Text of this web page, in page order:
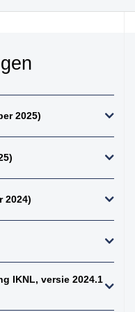
tumoren
extremiteit
beenderen
weke delen
(inclusief bot
alle
osteosarcomen
(centraal +
2025)
2024)
IKNL, versie 2024.1